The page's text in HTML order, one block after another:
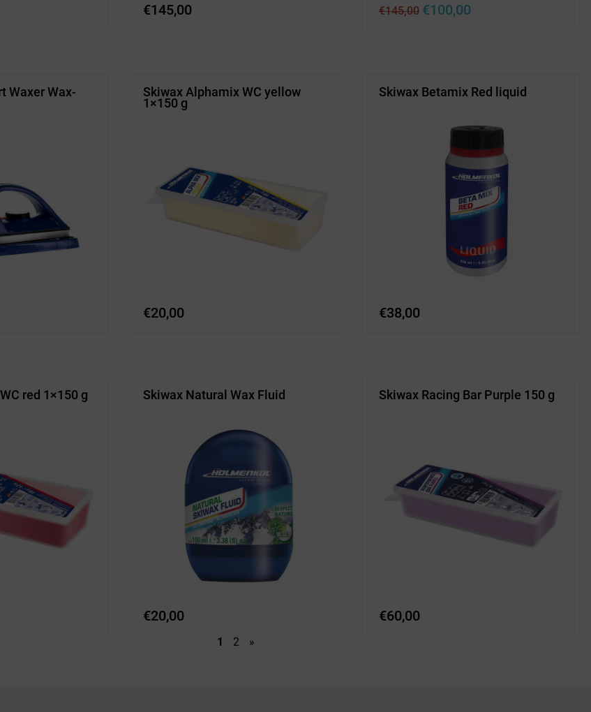
€145,00 €145,00 Ursprünglicher
€100,00Aktueller
Waxer Wax-
Skiwax Alphamix WC yellow
1×150 g
€20,00
Skiwax Betamix Red liquid
€38,00
red 1×150 g Skiwax Natural Wax Fluid
€20,00
Skiwax Racing Bar Purple 150 g
€60,00
1 2 »